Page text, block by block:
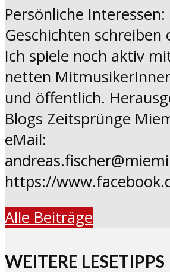
Persönliche Interessen:
Geschichten schreiben
Ich spiele noch aktiv
netten
und öffentlich.
Blogs Zeitsprünge
eMail:
https://
Alle Beiträge
WEITERE LESETIPPS